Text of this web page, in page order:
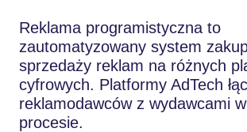
Reklama programistyczna to
zautomatyzowany system
sprzedaży reklam na różnych
cyfrowych. Platformy AdTech
reklamodawców z wydawcami
procesie.